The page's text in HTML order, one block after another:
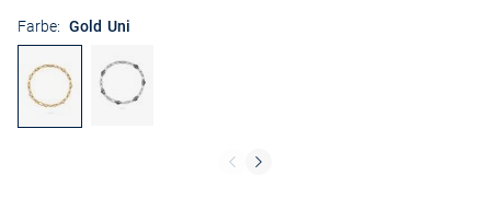
Farbe: Gold Uni